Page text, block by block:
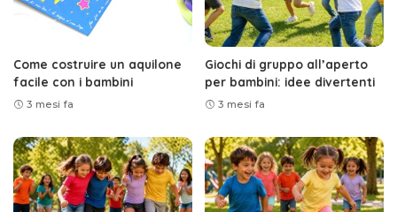
Come costruire un aquilone
facile con i bambini
3 mesi fa
Giochi di gruppo all’aperto
per bambini: idee divertenti
3 mesi fa